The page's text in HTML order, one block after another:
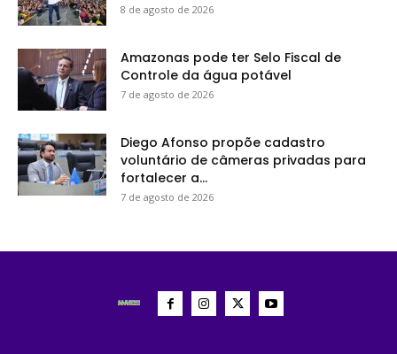
8 de agosto de 2026
Amazonas pode ter Selo Fiscal de
Controle da água potável
7 de agosto de 2026
Diego Afonso propõe cadastro
voluntário de câmeras privadas para
fortalecer a...
7 de agosto de 2026